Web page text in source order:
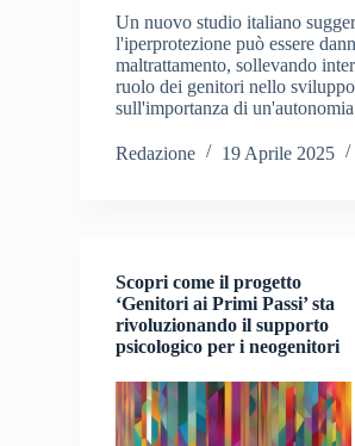
Un nuovo studio italiano
l'iperprotezione può essere
maltrattamento, sollevando
ruolo dei genitori nello
sull'importanza di
Redazione 19 Aprile 2025
Scopri come il progetto
‘Genitori ai Primi Passi’ sta
rivoluzionando il supporto
psicologico per i neogenitori